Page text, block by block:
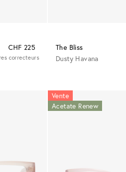
CHF 225
correcteurs
The Bliss
Dusty Havana
Vente
Acetate Renew